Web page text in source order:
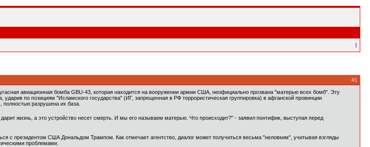
|
#1
авиационная бомба GBU-43, которая находится на вооружении армии США, неофициально прозвана "матерью всех бомб". Эту
по позициям "Исламского государства" (ИГ, запрещенная в РФ террористическая группировка) в афганской провинции
полностью разрушена их база.
жизнь, а это устройство несет смерть. И мы его называем матерью. Что происходит?" - заявил понтифик, выступая перед
с президентом США Дональдом Трампом. Как отмечает агентство, диалог может получиться весьма "неловким", учитывая взгляды
проблемами.